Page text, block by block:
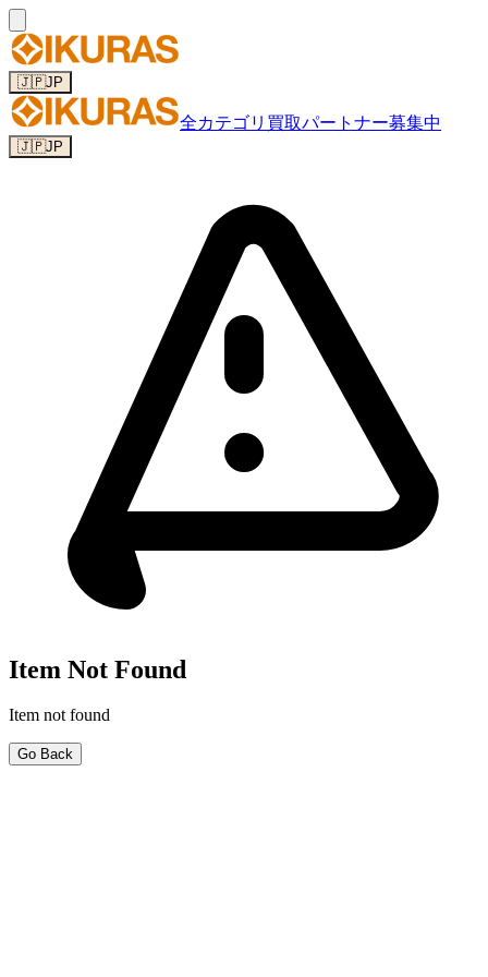
🇯🇵JP
全カテゴリ 買取パートナー募集中
🇯🇵JP
Item Not Found
Item not found
Go Back